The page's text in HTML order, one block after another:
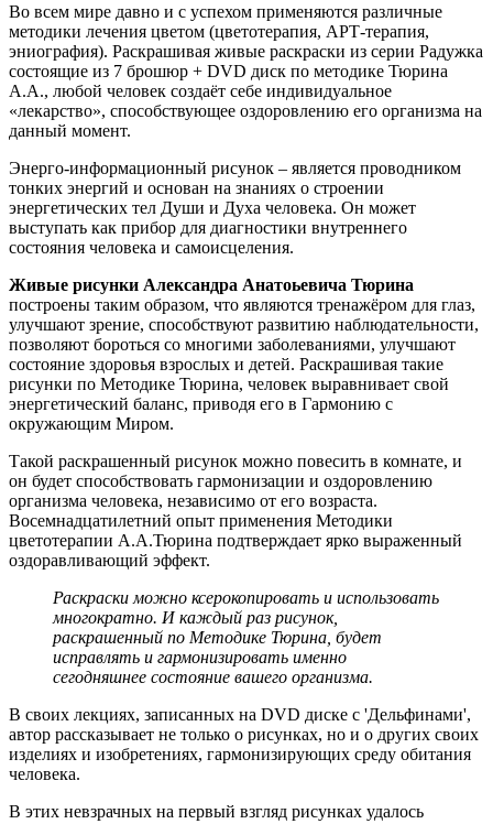
Во всем мире давно и с успехом применяются различные
методики лечения цветом (цветотерапия, АРТ-терапия,
эниография). Раскрашивая живые раскраски из серии Радужка
состоящие из 7 брошюр + DVD диск по методике Тюрина
А.А., любой человек создаёт себе индивидуальное
«лекарство», способствующее оздоровлению его организма на
данный момент.
Энерго-информационный рисунок – является проводником
тонких энергий и основан на знаниях о строении
энергетических тел Души и Духа человека. Он может
выступать как прибор для диагностики внутреннего
состояния человека и самоисцеления.
Живые рисунки Александра Анатоьевича Тюрина
построены таким образом, что являются тренажёром для глаз,
улучшают зрение, способствуют развитию наблюдательности,
позволяют бороться со многими заболеваниями, улучшают
состояние здоровья взрослых и детей. Раскрашивая такие
рисунки по Методике Тюрина, человек выравнивает свой
энергетический баланс, приводя его в Гармонию с
окружающим Миром.
Такой раскрашенный рисунок можно повесить в комнате, и
он будет способствовать гармонизации и оздоровлению
организма человека, независимо от его возраста.
Восемнадцатилетний опыт применения Методики
цветотерапии А.А.Тюрина подтверждает ярко выраженный
оздоравливающий эффект.
Раскраски можно ксерокопировать и использовать
многократно. И каждый раз рисунок,
раскрашенный по Методике Тюрина, будет
исправлять и гармонизировать именно
сегодняшнее состояние вашего организма.
В своих лекциях, записанных на DVD диске с 'Дельфинами',
автор рассказывает не только о рисунках, но и о других своих
изделиях и изобретениях, гармонизирующих среду обитания
человека.
В этих невзрачных на первый взгляд рисунках удалось